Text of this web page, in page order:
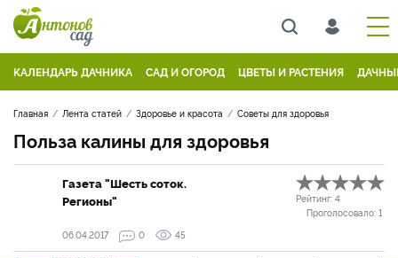
КАЛЕНДАРЬ ДАЧНИКА САД И ОГОРОД ЦВЕТЫ И РАСТЕНИЯ
Главная Лента статей Здоровье и красота Советы для здоровья
Польза калины для здоровья
Газета "Шесть соток.
Регионы"
Рейтинг: 4
Проголосовало: 1
06.04.2017
0 45